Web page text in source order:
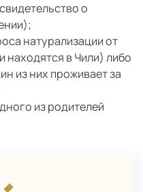
о
натурализации от
находятся в Чили) либо
из них проживает за
из родителей